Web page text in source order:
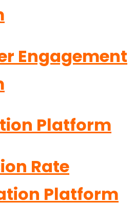
Engagement
Platform
Rate
Platform